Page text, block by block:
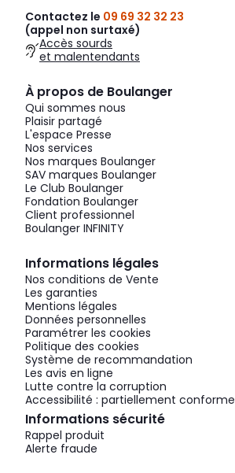
Contactez le 09 69 32 32 23
(appel non surtaxé)
Accès sourds
et malentendants
À propos de Boulanger
Qui sommes nous
Plaisir partagé
L'espace Presse
Nos services
Nos marques Boulanger
SAV marques Boulanger
Le Club Boulanger
Fondation Boulanger
Client professionnel
Boulanger INFINITY
Informations légales
Nos conditions de Vente
Les garanties
Mentions légales
Données personnelles
Paramétrer les cookies
Politique des cookies
Système de recommandation
Les avis en ligne
Lutte contre la corruption
Accessibilité : partiellement conforme
Informations sécurité
Rappel produit
Alerte fraude